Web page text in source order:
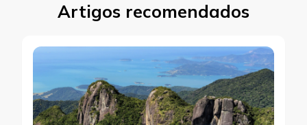
Artigos recomendados